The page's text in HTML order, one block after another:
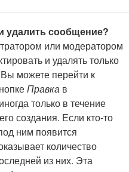
удалить сообщение?
или модератором
и удалять только
можете перейти к
Правка в
только в течение
создания. Если кто-то
ним появится
количество
из них. Эта